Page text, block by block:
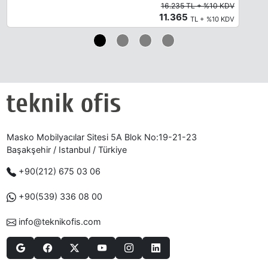
16.235 TL + %10 KDV
11.365 TL + %10 KDV
Masko Mobilyacılar Sitesi 5A Blok No:19-21-23
Başakşehir / Istanbul / Türkiye
+90(212) 675 03 06
+90(539) 336 08 00
info@teknikofis.com